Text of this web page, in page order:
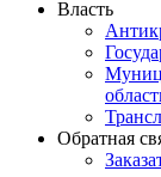
Власть
Обратная